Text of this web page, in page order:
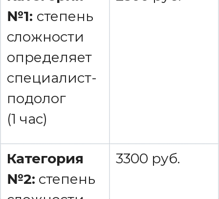
№1: степень
сложности
определяет
специалист-
подолог
(1 час)
Категория
№2: степень
3300 руб.